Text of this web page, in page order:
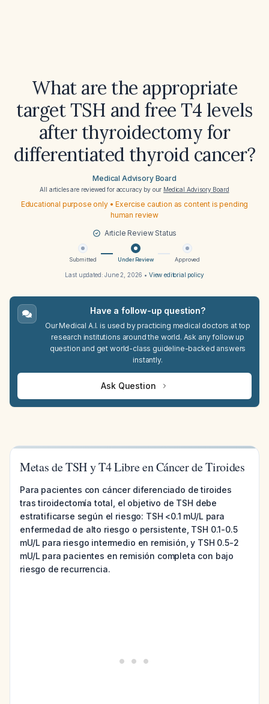
What are the appropriate
target TSH and free T4 levels
after thyroidectomy for
differentiated thyroid cancer?
Medical Advisory Board
All articles are reviewed for accuracy by our Medical Advisory Board
Educational purpose only • Exercise caution as content is pending
human review
Article Review Status
Submitted Under Review Approved
Last updated:June 2, 2026 • View editorial policy
Have a follow-up question?
Our Medical A.I. is used by practicing medical doctors at top
research institutions around the world. Ask any follow up
question and get world-class guideline-backed answers
instantly.
Ask Question
Metas de TSH y T4 Libre en Cáncer de Tiroides
Para pacientes con cáncer diferenciado de tiroides
tras tiroidectomía total, el objetivo de TSH debe
estratificarse según el riesgo: TSH <0.1 mU/L para
enfermedad de alto riesgo o persistente, TSH 0.1-0.5
mU/L para riesgo intermedio en remisión, y TSH 0.5-2
mU/L para pacientes en remisión completa con bajo
riesgo de recurrencia.